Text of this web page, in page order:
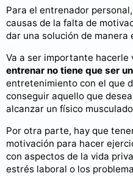
Para el entrenador
causas de la falta de
dar una solución de manera
Va a ser importante hacerle
entrenar no tiene que ser
entretenimiento con el que
conseguir aquello que
alcanzar un físico
Por otra parte, hay que
motivación para hacer
con aspectos de la vida
estrés laboral o los